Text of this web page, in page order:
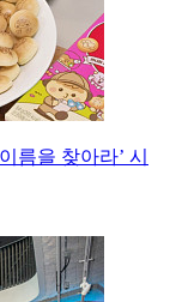
름을 찾아라’ 시